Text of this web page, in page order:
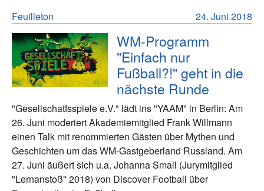
24. Juni 2018
Feuilleton
WM-Programm
"Einfach nur
Fußball?!" geht in die
nächste Runde
"Gesellschatfsspiele e.V." lädt ins "YAAM" in Berlin: Am
26. Juni moderiert Akademiemitglied Frank Willmann
einen Talk mit renommierten Gästen über Mythen und
Geschichten um das WM-Gastgeberland Russland. Am
27. Juni äußert sich u.a. Johanna Small (Jurymitglied
"Lernanstoß" 2018) von Discover Football über